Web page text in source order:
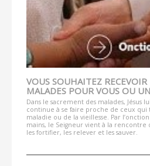
VOUS SOUHAITEZ
MALADES POUR VOUS OU
Dans le sacrement des malades, Jésus
continue à se faire proche de ceux qui
maladie ou de la vieillesse. Par
mains, le Seigneur vient à la
les fortifier, les relever et les sauver.